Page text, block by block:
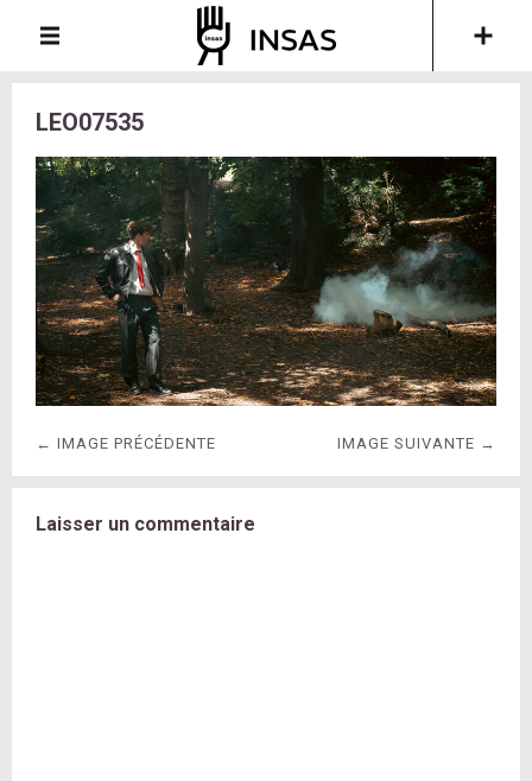
LEO07535
← IMAGE PRÉCÉDENTE IMAGE SUIVANTE →
Laisser un commentaire